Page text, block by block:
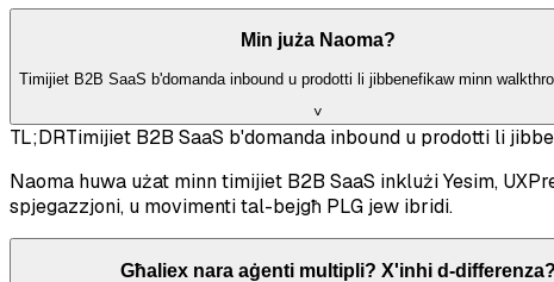
Min juża Naoma?
Timijiet B2B SaaS b'domanda inbound u prodotti li jibbenefikaw minn
˅
TL;DRTimijiet B2B SaaS b'domanda inbound u prodotti li
Naoma huwa użat minn timijiet B2B SaaS inklużi Yesim,
spjegazzjoni, u movimenti tal-bejgħ PLG jew ibridi.
Għaliex nara aġenti multipli? X'inhi d-differenza?